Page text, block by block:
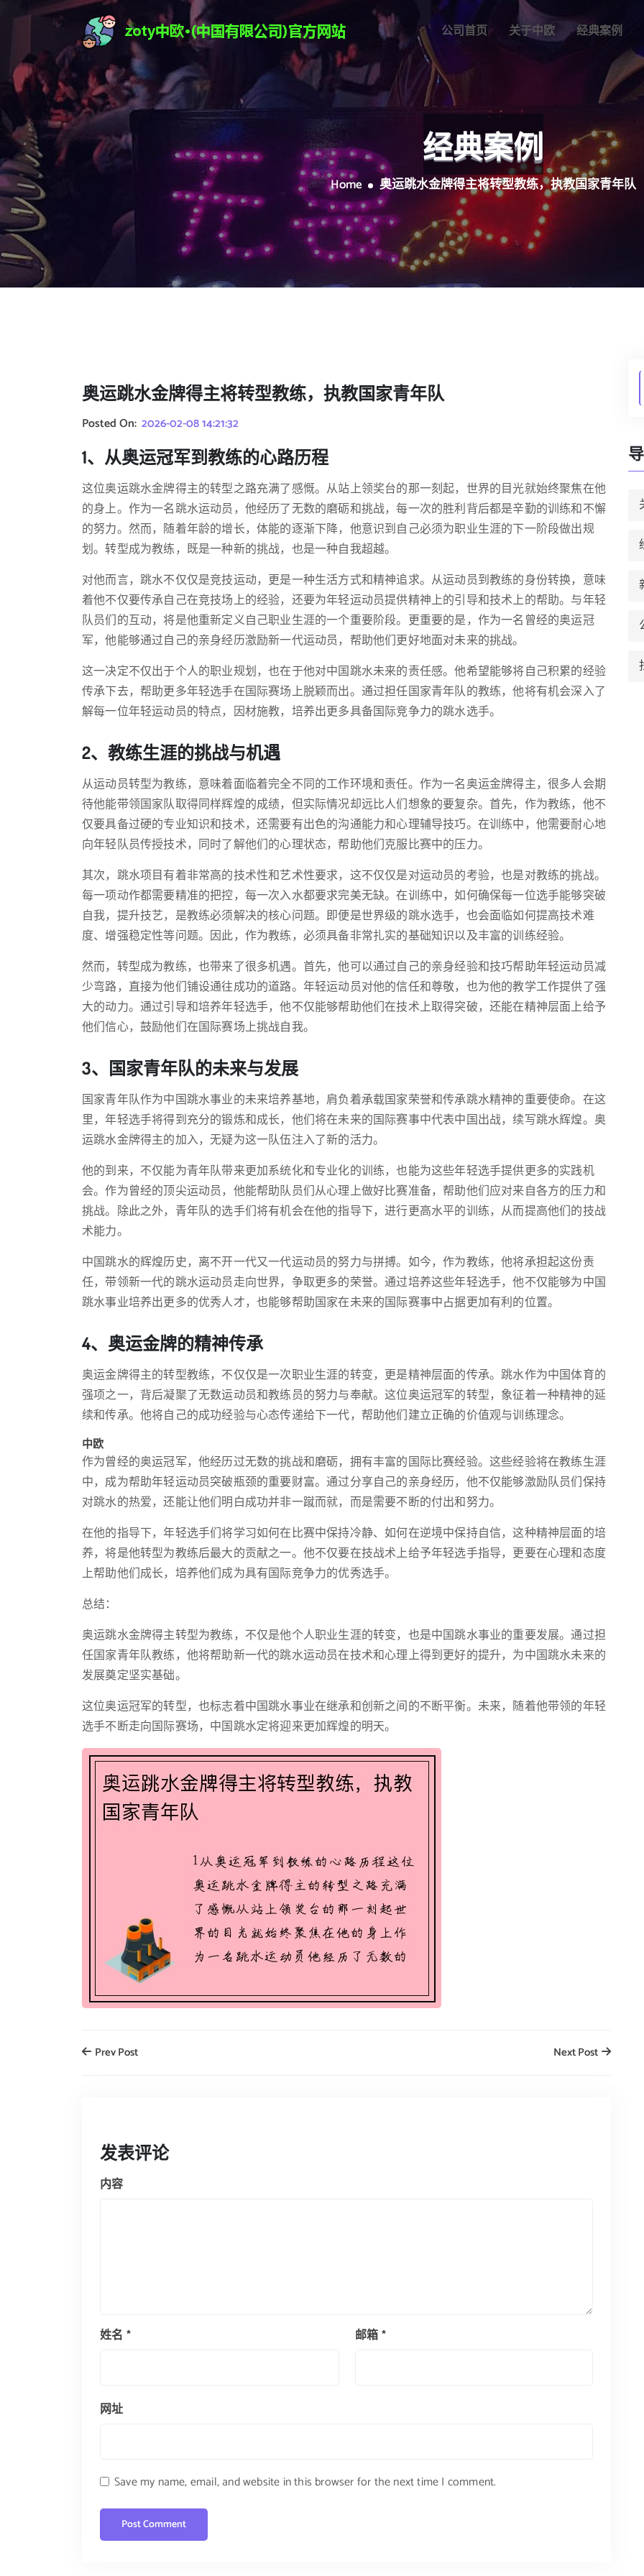
公司首页 关于中欧 经典案例
经典案例
Home 奥运跳水金牌得主将转型教练，执教国家青年队
奥运跳水金牌得主将转型教练，执教国家青年队
Posted On: 2026-02-08 14:21:32
1、从奥运冠军到教练的心路历程
这位奥运跳水金牌得主的转型之路充满了感慨。从站上领奖台的那一刻起，世界的目光就始终聚焦在他
的身上。作为一名跳水运动员，他经历了无数的磨砺和挑战，每一次的胜利背后都是辛勤的训练和不懈
的努力。然而，随着年龄的增长，体能的逐渐下降，他意识到自己必须为职业生涯的下一阶段做出规
划。转型成为教练，既是一种新的挑战，也是一种自我超越。
对他而言，跳水不仅仅是竞技运动，更是一种生活方式和精神追求。从运动员到教练的身份转换，意味
着他不仅要传承自己在竞技场上的经验，还要为年轻运动员提供精神上的引导和技术上的帮助。与年轻
队员们的互动，将是他重新定义自己职业生涯的一个重要阶段。更重要的是，作为一名曾经的奥运冠
军，他能够通过自己的亲身经历激励新一代运动员，帮助他们更好地面对未来的挑战。
这一决定不仅出于个人的职业规划，也在于他对中国跳水未来的责任感。他希望能够将自己积累的经验
传承下去，帮助更多年轻选手在国际赛场上脱颖而出。通过担任国家青年队的教练，他将有机会深入了
解每一位年轻运动员的特点，因材施教，培养出更多具备国际竞争力的跳水选手。
2、教练生涯的挑战与机遇
从运动员转型为教练，意味着面临着完全不同的工作环境和责任。作为一名奥运金牌得主，很多人会期
待他能带领国家队取得同样辉煌的成绩，但实际情况却远比人们想象的要复杂。首先，作为教练，他不
仅要具备过硬的专业知识和技术，还需要有出色的沟通能力和心理辅导技巧。在训练中，他需要耐心地
向年轻队员传授技术，同时了解他们的心理状态，帮助他们克服比赛中的压力。
其次，跳水项目有着非常高的技术性和艺术性要求，这不仅仅是对运动员的考验，也是对教练的挑战。
每一项动作都需要精准的把控，每一次入水都要求完美无缺。在训练中，如何确保每一位选手能够突破
自我，提升技艺，是教练必须解决的核心问题。即便是世界级的跳水选手，也会面临如何提高技术难
度、增强稳定性等问题。因此，作为教练，必须具备非常扎实的基础知识以及丰富的训练经验。
然而，转型成为教练，也带来了很多机遇。首先，他可以通过自己的亲身经验和技巧帮助年轻运动员减
少弯路，直接为他们铺设通往成功的道路。年轻运动员对他的信任和尊敬，也为他的教学工作提供了强
大的动力。通过引导和培养年轻选手，他不仅能够帮助他们在技术上取得突破，还能在精神层面上给予
他们信心，鼓励他们在国际赛场上挑战自我。
3、国家青年队的未来与发展
国家青年队作为中国跳水事业的未来培养基地，肩负着承载国家荣誉和传承跳水精神的重要使命。在这
里，年轻选手将得到充分的锻炼和成长，他们将在未来的国际赛事中代表中国出战，续写跳水辉煌。奥
运跳水金牌得主的加入，无疑为这一队伍注入了新的活力。
他的到来，不仅能为青年队带来更加系统化和专业化的训练，也能为这些年轻选手提供更多的实践机
会。作为曾经的顶尖运动员，他能帮助队员们从心理上做好比赛准备，帮助他们应对来自各方的压力和
挑战。除此之外，青年队的选手们将有机会在他的指导下，进行更高水平的训练，从而提高他们的技战
术能力。
中国跳水的辉煌历史，离不开一代又一代运动员的努力与拼搏。如今，作为教练，他将承担起这份责
任，带领新一代的跳水运动员走向世界，争取更多的荣誉。通过培养这些年轻选手，他不仅能够为中国
跳水事业培养出更多的优秀人才，也能够帮助国家在未来的国际赛事中占据更加有利的位置。
4、奥运金牌的精神传承
奥运金牌得主的转型教练，不仅仅是一次职业生涯的转变，更是精神层面的传承。跳水作为中国体育的
强项之一，背后凝聚了无数运动员和教练员的努力与奉献。这位奥运冠军的转型，象征着一种精神的延
续和传承。他将自己的成功经验与心态传递给下一代，帮助他们建立正确的价值观与训练理念。
中欧
作为曾经的奥运冠军，他经历过无数的挑战和磨砺，拥有丰富的国际比赛经验。这些经验将在教练生涯
中，成为帮助年轻运动员突破瓶颈的重要财富。通过分享自己的亲身经历，他不仅能够激励队员们保持
对跳水的热爱，还能让他们明白成功并非一蹴而就，而是需要不断的付出和努力。
在他的指导下，年轻选手们将学习如何在比赛中保持冷静、如何在逆境中保持自信，这种精神层面的培
养，将是他转型为教练后最大的贡献之一。他不仅要在技战术上给予年轻选手指导，更要在心理和态度
上帮助他们成长，培养他们成为具有国际竞争力的优秀选手。
总结：
奥运跳水金牌得主转型为教练，不仅是他个人职业生涯的转变，也是中国跳水事业的重要发展。通过担
任国家青年队教练，他将帮助新一代的跳水运动员在技术和心理上得到更好的提升，为中国跳水未来的
发展奠定坚实基础。
这位奥运冠军的转型，也标志着中国跳水事业在继承和创新之间的不断平衡。未来，随着他带领的年轻
选手不断走向国际赛场，中国跳水定将迎来更加辉煌的明天。
Prev Post Next Post
发表评论
内容
姓名 * 邮箱*
网址
Save my name, email, and website in this browser for the next time I comment.